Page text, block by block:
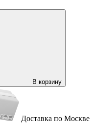
В корзину
Доставка по Москве